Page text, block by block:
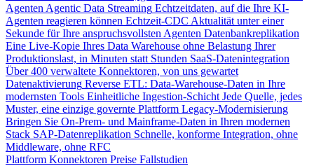
Agenten Agentic Data Streaming Echtzeitdaten, auf die Ihre KI-
Agenten reagieren können Echtzeit-CDC Aktualität unter einer
Sekunde für Ihre anspruchsvollsten Agenten Datenbankreplikation
Eine Live-Kopie Ihres Data Warehouse ohne Belastung Ihrer
Produktionslast, in Minuten statt Stunden SaaS-Datenintegration
Über 400 verwaltete Konnektoren, von uns gewartet
Datenaktivierung Reverse ETL: Data-Warehouse-Daten in Ihre
modernsten Tools Einheitliche Ingestion-Schicht Jede Quelle, jedes
Muster, eine einzige governte Plattform Legacy-Modernisierung
Bringen Sie On-Prem- und Mainframe-Daten in Ihren modernen
Stack SAP-Datenreplikation Schnelle, konforme Integration, ohne
Middleware, ohne RFC
Plattform Konnektoren Preise Fallstudien